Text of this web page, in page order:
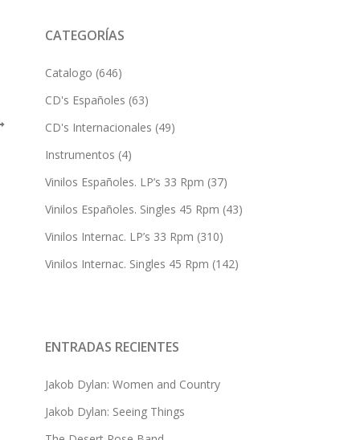
CATEGORÍAS
Catalogo (646)
CD's Españoles (63)
CD's Internacionales (49)
Instrumentos (4)
Vinilos Españoles. LP’s 33 Rpm (37)
Vinilos Españoles. Singles 45 Rpm (43)
Vinilos Internac. LP’s 33 Rpm (310)
Vinilos Internac. Singles 45 Rpm (142)
ENTRADAS RECIENTES
Jakob Dylan: Women and Country
Jakob Dylan: Seeing Things